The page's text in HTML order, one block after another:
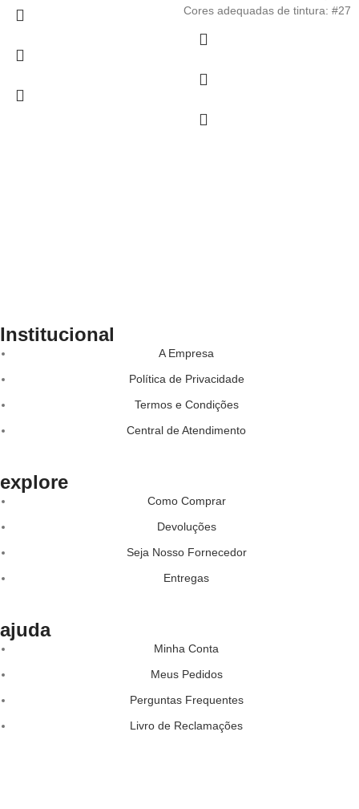
Cores adequadas de tintura: #27
Institucional
A Empresa
Política de Privacidade
Termos e Condições
Central de Atendimento
explore
Como Comprar
Devoluções
Seja Nosso Fornecedor
Entregas
ajuda
Minha Conta
Meus Pedidos
Perguntas Frequentes
Livro de Reclamações